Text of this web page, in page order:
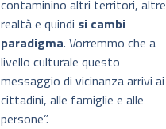
contaminino altri territori, altre
realtà e quindi si cambi
paradigma. Vorremmo che a
livello culturale questo
messaggio di vicinanza arrivi ai
cittadini, alle famiglie e alle
persone”.